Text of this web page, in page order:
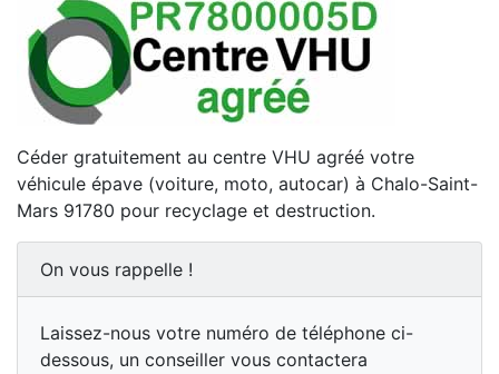
Céder gratuitement au centre VHU agréé votre
véhicule épave (voiture, moto, autocar) à Chalo-Saint-
Mars 91780 pour recyclage et destruction.
On vous rappelle !
Laissez-nous votre numéro de téléphone ci-
dessous, un conseiller vous contactera